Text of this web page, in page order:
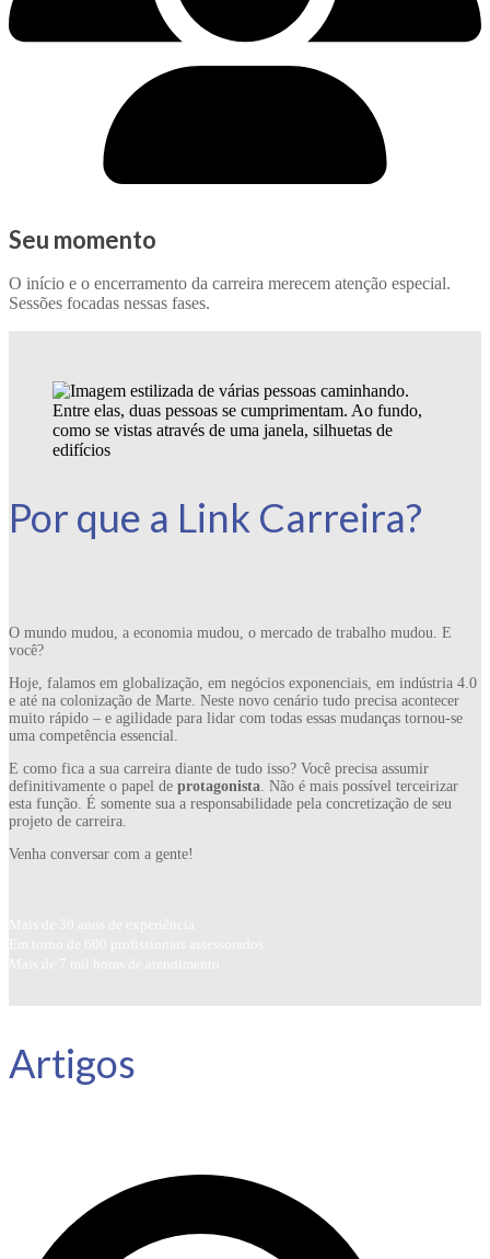
Seu momento
O início e o encerramento da carreira merecem atenção especial.
Sessões focadas nessas fases.
Por que a Link Carreira?
O mundo mudou, a economia mudou, o mercado de trabalho mudou. E
você?
Hoje, falamos em globalização, em negócios exponenciais, em indústria 4.0
e até na colonização de Marte. Neste novo cenário tudo precisa acontecer
muito rápido – e agilidade para lidar com todas essas mudanças tornou-se
uma competência essencial.
E como fica a sua carreira diante de tudo isso? Você precisa assumir
definitivamente o papel de protagonista. Não é mais possível terceirizar
esta função. É somente sua a responsabilidade pela concretização de seu
projeto de carreira.
Venha conversar com a gente!
Artigos